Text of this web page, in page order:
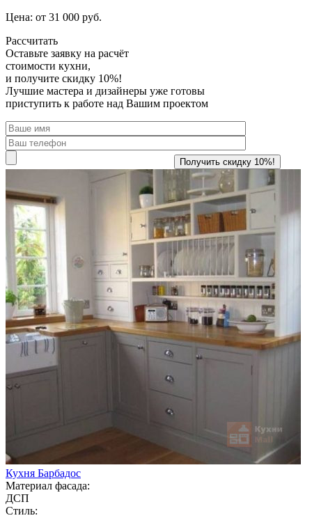
Цена: от 31 000 руб.
Рассчитать
Оставьте заявку на расчёт
стоимости кухни,
и получите скидку 10%!
Лучшие мастера и дизайнеры уже готовы
приступить к работе над Вашим проектом
Кухня Барбадос
Материал фасада:
ДСП
Стиль: